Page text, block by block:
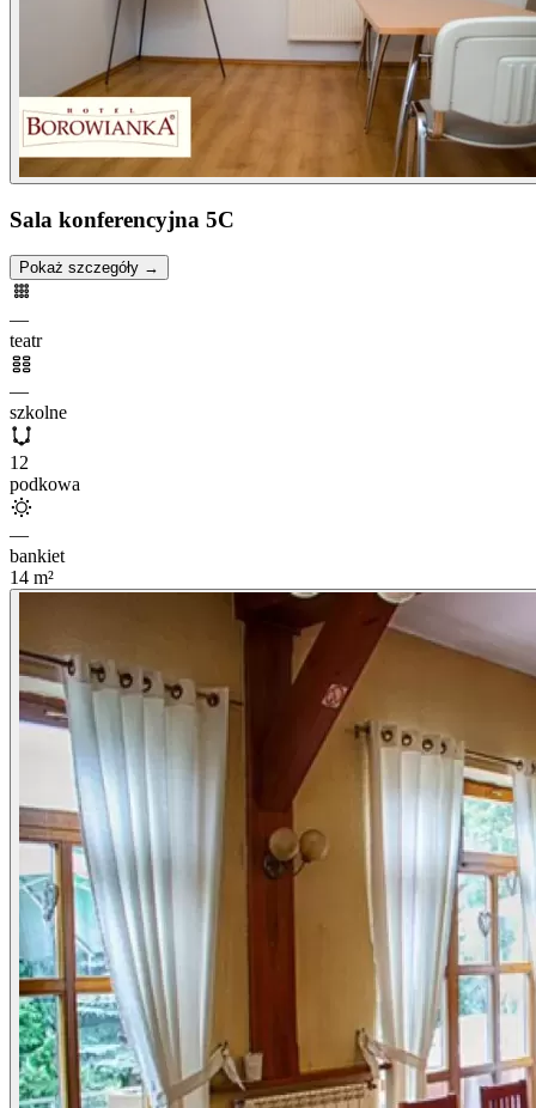
Sala konferencyjna 5C
Pokaż szczegóły →
—
teatr
—
szkolne
12
podkowa
—
bankiet
14 m²